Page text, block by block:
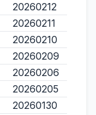
20260212
20260211
20260210
20260209
20260206
20260205
20260130